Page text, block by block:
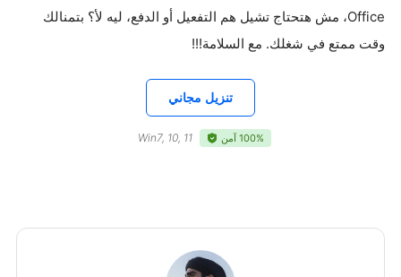
Office، مش هتحتاج تشيل هم التفعيل أو الدفع، ليه لأ؟ بتمنالك
وقت ممتع في شغلك. مع السلامة!!!
تنزيل مجاني
100% آمن Win7, 10, 11